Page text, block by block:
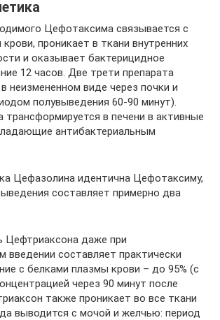
Цефотаксима связывается с
проникает в ткани внутренних
и оказывает бактерицидное
12 часов. Две трети препарата
неизмененном виде через почки и
полувыведения 60-90 минут).
трансформируется в печени в активные
антибактериальным
Цефазолина идентична Цефотаксиму,
составляет примерно два
Цефтриаксона даже при
введении составляет практически
с белками плазмы крови – до 95% (с
через 90 минут после
также проникает во все ткани
выводится с мочой и желчью: период